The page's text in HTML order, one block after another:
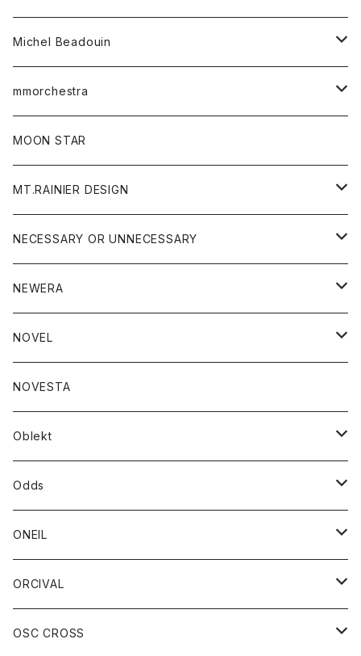
ポロシャツ
ロングスリーブTシャツ
フリース
ベルト
Michel Beadouin
トップス
ジャケット
ニット
パンツ
mmorchestra
帽子
MOON STAR
MT.RAINIER DESIGN
アウター
コート
ジャケット
アクセサリー
バッグ
グッズ
ウォレット
靴
トップス
ジャケット
シャツ
ボトム
ショートパンツ
パンツ
レディース
シャツ
Tシャツ
NECESSARY OR UNNECESSARY
アウター
コート
ジャケット
アクセサリー
バッグ
ブレスレット
グッズ
靴
ストール/マフラー
トップス
シャツ
シャツジャケット
ボトム
ショートパンツ
ジーンズ
NEWERA
帽子
NOVEL
トップス
カットソー
スエット
ボトム
NOVESTA
Oblekt
ボトム
ショートパンツ
パンツ
レディース
ボトム
Odds
帽子
ONEIL
スカート
ORCIVAL
アウター
OSC CROSS